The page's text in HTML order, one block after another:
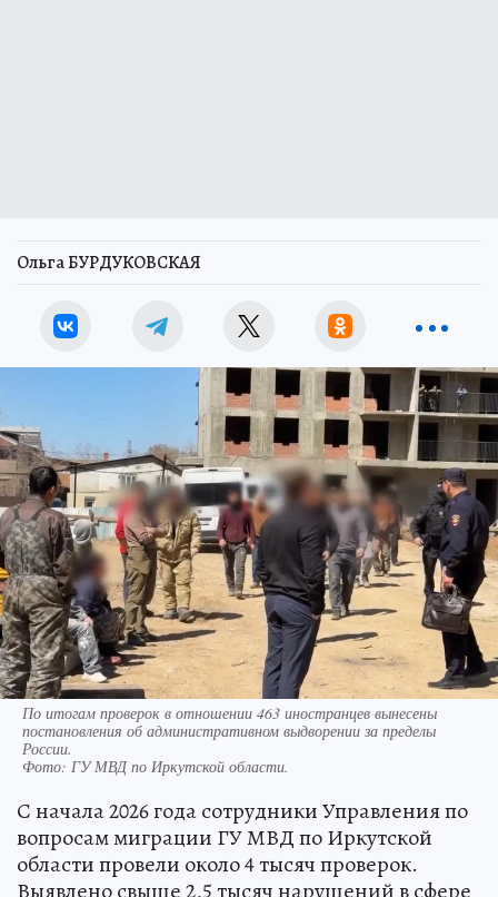
Ольга БУРДУКОВСКАЯ
По итогам проверок в отношении 463 иностранцев вынесены
постановления об административном выдворении за пределы
России.
Фото: ГУ МВД по Иркутской области.
С начала 2026 года сотрудники Управления по
вопросам миграции ГУ МВД по Иркутской
области провели около 4 тысяч проверок.